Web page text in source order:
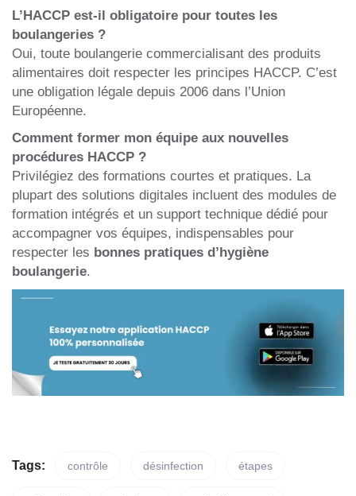
L’HACCP est-il obligatoire pour toutes les
boulangeries ?
Oui, toute boulangerie commercialisant des produits
alimentaires doit respecter les principes HACCP. C’est
une obligation légale depuis 2006 dans l’Union
Européenne.
Comment former mon équipe aux nouvelles
procédures HACCP ?
Privilégiez des formations courtes et pratiques. La
plupart des solutions digitales incluent des modules de
formation intégrés et un support technique dédié pour
accompagner vos équipes, indispensables pour
respecter les bonnes pratiques d’hygiène
boulangerie.
Tags: contrôle désinfection étapes